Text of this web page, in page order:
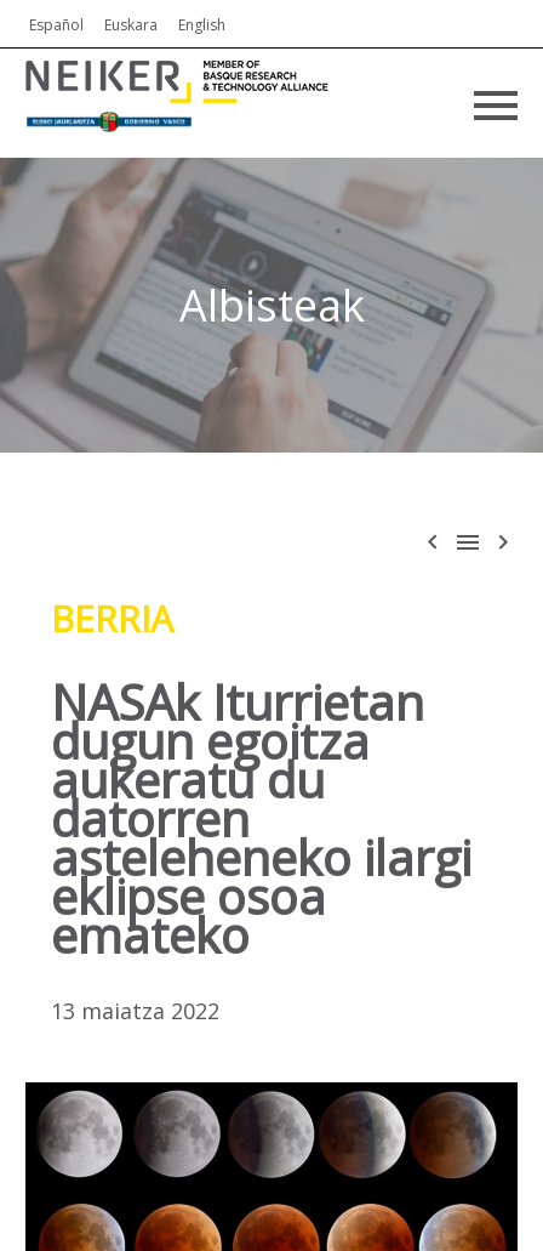
Español Euskara English
Albisteak
  
BERRIA
NASAk Iturrietan
dugun egoitza
aukeratu du
datorren
asteleheneko ilargi
eklipse osoa
emateko
13 maiatza 2022